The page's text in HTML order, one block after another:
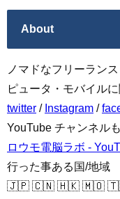
About
ノマドなフリーラン
ピュータ・モバイル
twitter / Instagram /
YouTube チャンネル
ロウモ電脳ラボ -
行った事ある国/地域
🇯🇵 🇨🇳 🇭🇰 🇲🇴